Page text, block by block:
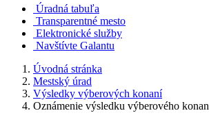
Úradná tabuľa
Transparentné mesto
Elektronické služby
Navštívte Galantu
Úvodná stránka
Mestský úrad
Výsledky výberových konaní
Oznámenie výsledku výberového